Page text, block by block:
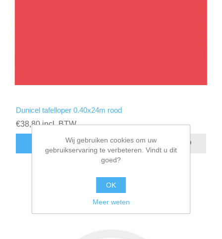
Dunicel tafelloper 0.40x24m rood
€38,80 incl. BTW
Wij gebruiken cookies om uw
gebruikservaring te verbeteren. Vindt u dit
goed?
OK
Meer weten